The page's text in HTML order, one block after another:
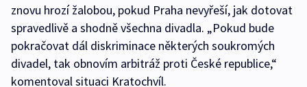
znovu hrozí žalobou, pokud Praha nevyřeší, jak dotovat
spravedlivě a shodně všechna divadla. „Pokud bude
pokračovat dál diskriminace některých soukromých
divadel, tak obnovím arbitráž proti České republice,“
komentoval situaci Kratochvíl.